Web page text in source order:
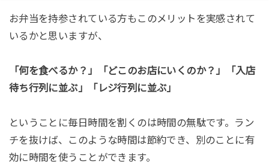
お弁当を持参されている方もこのメリットを実感されて
いるかと思いますが、
「何を食べるか？」「どこのお店にいくのか？」「入店
待ち行列に並ぶ」「レジ行列に並ぶ」
ということに毎日時間を割くのは時間の無駄です。ラン
チを抜けば、このような時間は節約でき、別のことに有
効に時間を使うことができます。